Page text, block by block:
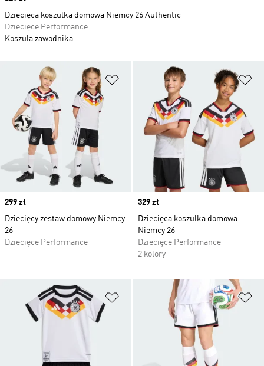
Dodaj do listy życzeń
Price
299 zł
Dziecięcy zestaw domowy Niemcy
26
Dziecięce Performance
Price
329 zł
Dziecięca koszulka domowa
Niemcy 26
Dziecięce Performance
2 kolory
Dodaj do listy życzeń
Dziecięca koszulka domowa Niemcy 26 Authentic
Dziecięce Performance
Koszula zawodnika